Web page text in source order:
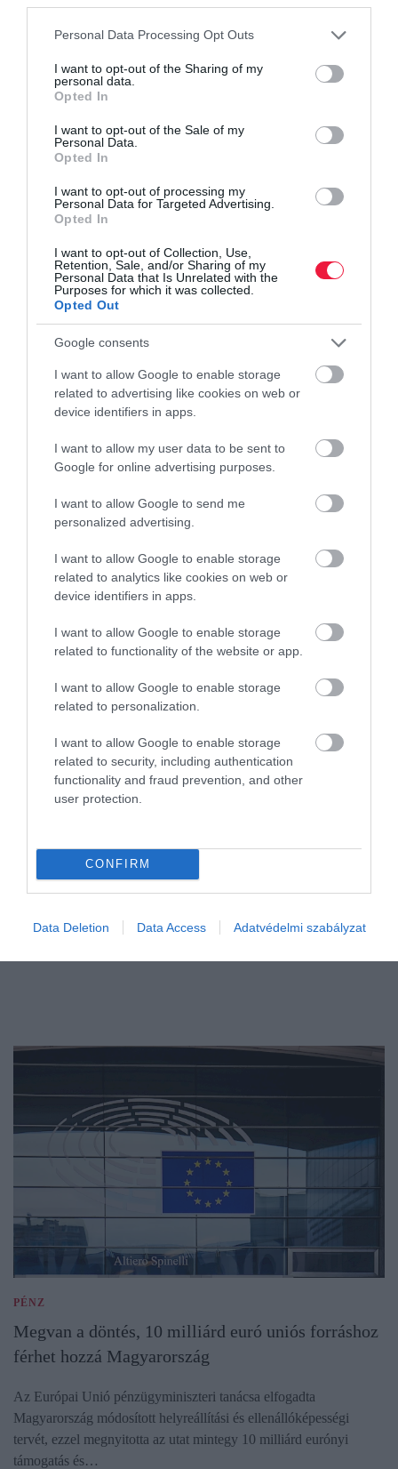
Please note that this website/app uses one or more Google
not limited to your visit or usage behaviour. You may click to
grant or deny consent to Google and its third-party tags to
use your data for below specified purposes in below Google
consent section.
Personal Data Processing Opt Outs
I want to opt-out of the Sharing of my
personal data.
Opted In
I want to opt-out of the Sale of my
Personal Data.
Opted In
I want to opt-out of processing my
Personal Data for Targeted Advertising.
Opted In
I want to opt-out of Collection, Use,
Retention, Sale, and/or Sharing of my
Personal Data that Is Unrelated with the
Purposes for which it was collected.
Opted Out
Google consents
I want to allow Google to enable storage
related to advertising like cookies on web or
device identifiers in apps.
I want to allow my user data to be sent to
Google for online advertising purposes.
I want to allow Google to send me
personalized advertising.
I want to allow Google to enable storage
related to analytics like cookies on web or
device identifiers in apps.
I want to allow Google to enable storage
related to functionality of the website or app.
I want to allow Google to enable storage
related to personalization.
I want to allow Google to enable storage
related to security, including authentication
functionality and fraud prevention, and other
user protection.
CONFIRM
Data Deletion Data Access Adatvédelmi szabályzat
spar spar magyarország vizsgálat
kötelezettség végrehajtás
Sokan hajlamosak struccpolitikát folytatni, ha az időskori
pénzügyekről van szó, ám a „fiatal vagyok még” és az „úgysem
érem meg” típusú tévhitek egyenes utat jelentenek a jövőbeni
anyagi csődhöz.
PÉNZ
Megvan a döntés, 10 milliárd euró uniós forráshoz
férhet hozzá Magyarország
Az Európai Unió pénzügyminiszteri tanácsa elfogadta
Magyarország módosított helyreállítási és ellenállóképességi
tervét, ezzel megnyitotta az utat mintegy 10 milliárd eurónyi
támogatás és…